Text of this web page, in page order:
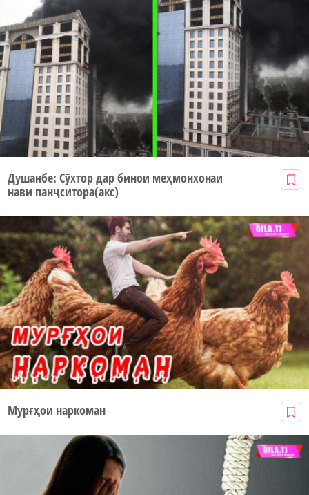
Душанбе: Сӯхтор дар бинои меҳмонхонаи
нави панҷситора(акс)
Мурғҳои наркоман